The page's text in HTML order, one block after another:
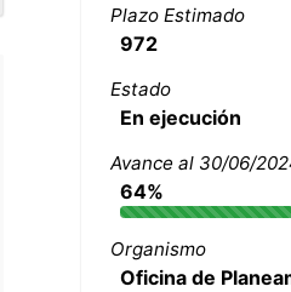
Plazo Estimado
972
Estado
En ejecución
Avance al 30/06/
64%
Organismo
Oficina de